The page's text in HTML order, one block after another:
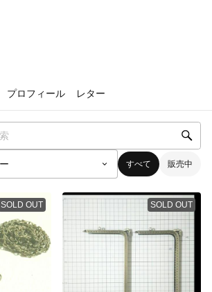
プロフィール レター
すべて 販売中
SOLD OUT SOLD OUT